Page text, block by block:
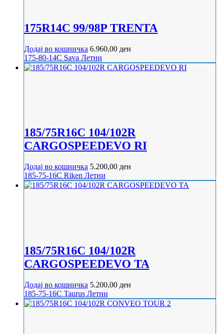
175R14C 99/98P TRENTA
Додај во кошничка 6.960,00 ден
175-80-14C Sava Летни
185/75R16C 104/102R
CARGOSPEEDEVO RI
Додај во кошничка 5.200,00 ден
185-75-16C Riken Летни
185/75R16C 104/102R
CARGOSPEEDEVO TA
Додај во кошничка 5.200,00 ден
185-75-16C Taurus Летни